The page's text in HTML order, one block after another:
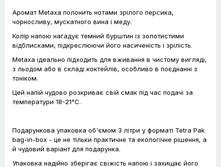
Аромат Metaxa полонить нотами зрілого персика,
чорносливу, мускатного вина і меду.
Колір напою нагадує темний бурштин із золотистими
відблисками, підкреслюючи його насиченість і зрілість.
Metaxa ідеально підходить для вживання в чистому вигляді,
з льодом або в складі коктейлів, особливо в поєднанні з
тоніком.
Цей напій чудово розкриває свій смак під час подачі за
температури 18-21°C.
Подарункова упаковка об'ємом 3 літри у форматі Tetra Pak
bag-in-box - це не тільки практичне та екологічне рішення, а
й чудовий варіант для подарунка.
Упаковка надійно зберігає свіжість напою і захищає його